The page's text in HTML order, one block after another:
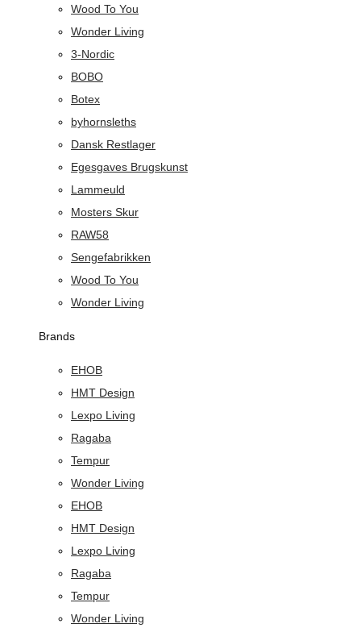
Wood To You
Wonder Living
3-Nordic
BOBO
Botex
byhornsleths
Dansk Restlager
Egesgaves Brugskunst
Lammeuld
Mosters Skur
RAW58
Sengefabrikken
Wood To You
Wonder Living
Brands
EHOB
HMT Design
Lexpo Living
Ragaba
Tempur
Wonder Living
EHOB
HMT Design
Lexpo Living
Ragaba
Tempur
Wonder Living